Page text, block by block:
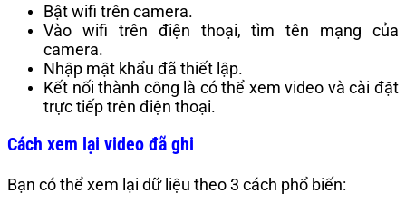
Bật wifi trên camera.
Vào wifi trên điện thoại, tìm tên mạng của
camera.
Nhập mật khẩu đã thiết lập.
Kết nối thành công là có thể xem video và cài đặt
trực tiếp trên điện thoại.
Cách xem lại video đã ghi
Bạn có thể xem lại dữ liệu theo 3 cách phổ biến: